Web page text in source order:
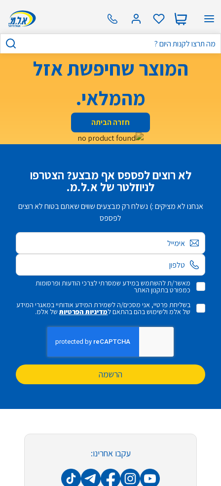
המוצר שחיפשת אזל
מהמלאי.
חזרה הביתה
לא רוצים לפספס אף מבצע? הצטרפו
לניוזלטר של א.ל.מ.
אנחנו לא מציקים :) נשלח רק מבצעים שווים שאתם בטוח לא רוצים
לפספס
אימייל
מאשר/ת להשתמש במידע שמסרתי לצרכי הודעות ופרסומות
כמפורט בתקנון האתר
בשליחת פרטיי, אני מסכים/ה לשמירת המידע אודותיי במאגרי המידע
של אלמ ולשימוש בהם בהתאם למדיניות הפרטיותשל אלמ.
הרשמה
עקבו אחרינו: